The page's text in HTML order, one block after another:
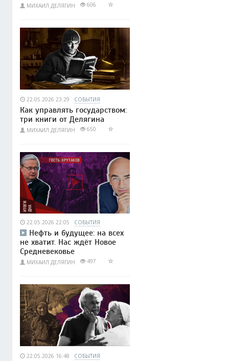
МИХАИЛ ДЕЛЯГИН 606
22.05.2026 23:29 СОБЫТИЯ
Как управлять государством:
три книги от Делягина
МИХАИЛ ДЕЛЯГИН 650
22.05.2026 22:05 СОБЫТИЯ
Нефть и будущее: на всех
не хватит. Нас ждёт Новое
Средневековье
МИХАИЛ ДЕЛЯГИН 497
22.05.2026 16:48 СОБЫТИЯ